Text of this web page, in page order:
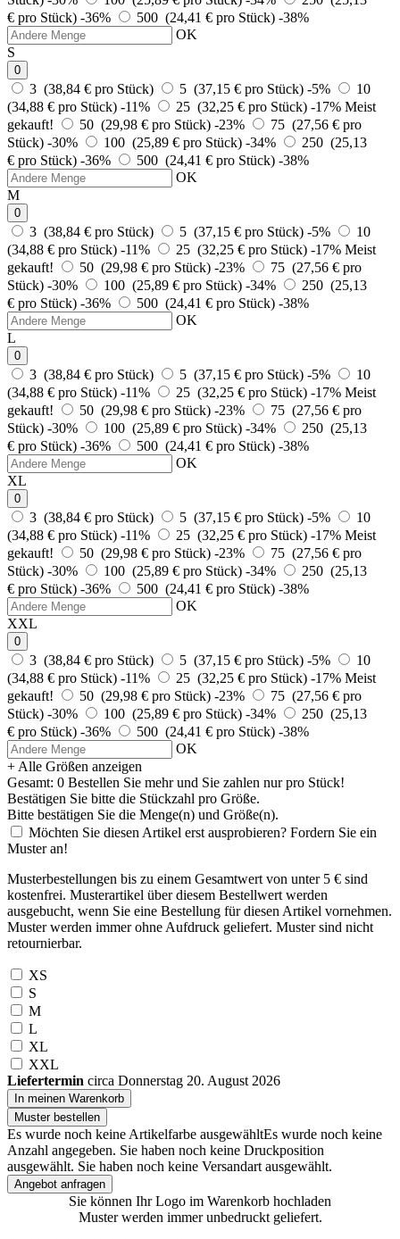
€ pro Stück) -36% 500 (24,41 € pro Stück) -38%
OK
S
0
3 (38,84 € pro Stück) 5 (37,15 € pro Stück) -5%
10
(34,88 € pro Stück) -11% 25 (32,25 € pro Stück) -17% Meist
gekauft!
50 (29,98 € pro Stück) -23%
75 (27,56 € pro
Stück) -30% 100 (25,89 € pro Stück) -34%
250 (25,13
€ pro Stück) -36% 500 (24,41 € pro Stück) -38%
OK
M
0
3 (38,84 € pro Stück) 5 (37,15 € pro Stück) -5%
10
(34,88 € pro Stück) -11% 25 (32,25 € pro Stück) -17% Meist
gekauft!
50 (29,98 € pro Stück) -23%
75 (27,56 € pro
Stück) -30% 100 (25,89 € pro Stück) -34%
250 (25,13
€ pro Stück) -36% 500 (24,41 € pro Stück) -38%
OK
L
0
3 (38,84 € pro Stück) 5 (37,15 € pro Stück) -5%
10
(34,88 € pro Stück) -11% 25 (32,25 € pro Stück) -17% Meist
gekauft!
50 (29,98 € pro Stück) -23%
75 (27,56 € pro
Stück) -30% 100 (25,89 € pro Stück) -34%
250 (25,13
€ pro Stück) -36% 500 (24,41 € pro Stück) -38%
OK
XL
0
3 (38,84 € pro Stück) 5 (37,15 € pro Stück) -5%
10
(34,88 € pro Stück) -11% 25 (32,25 € pro Stück) -17% Meist
gekauft!
50 (29,98 € pro Stück) -23%
75 (27,56 € pro
Stück) -30% 100 (25,89 € pro Stück) -34%
250 (25,13
€ pro Stück) -36% 500 (24,41 € pro Stück) -38%
OK
XXL
0
3 (38,84 € pro Stück) 5 (37,15 € pro Stück) -5%
10
(34,88 € pro Stück) -11% 25 (32,25 € pro Stück) -17% Meist
gekauft!
50 (29,98 € pro Stück) -23%
75 (27,56 € pro
Stück) -30% 100 (25,89 € pro Stück) -34%
250 (25,13
€ pro Stück) -36% 500 (24,41 € pro Stück) -38%
OK
+ Alle Größen anzeigen
Gesamt: 0 Bestellen Sie mehr und Sie zahlen nurpro Stück!
Bestätigen Sie bitte die Stückzahl pro Größe.
Bitte bestätigen Sie die Menge(n) und Größe(n).
Möchten Sie diesen Artikel erst ausprobieren? Fordern Sie ein
Muster an!
Musterbestellungen bis zu einem Gesamtwert von unter 5 € sind
kostenfrei. Musterartikel über diesem Bestellwert werden
ausgebucht, wenn Sie eine Bestellung für diesen Artikel vornehmen.
Muster werden immer ohne Aufdruck geliefert. Muster sind nicht
retournierbar.
XS
S
M
L
XL
XXL
Liefertermin circa Donnerstag 20. August 2026
In meinen Warenkorb
Muster bestellen
Es wurde noch keine Artikelfarbe ausgewähltEs wurde noch keine
Anzahl angegeben. Sie haben noch keine Druckposition
ausgewählt. Sie haben noch keine Versandart ausgewählt.
Angebot anfragen
Sie können Ihr Logo im Warenkorb hochladen
Muster werden immer unbedruckt geliefert.